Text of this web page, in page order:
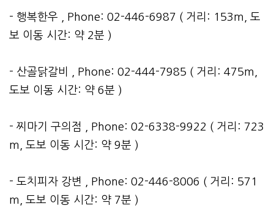
- 행복한우 , Phone: 02-446-6987 ( 거리: 153m, 도
보 이동 시간: 약 2분 )
- 산골닭갈비 , Phone: 02-444-7985 ( 거리: 475m,
도보 이동 시간: 약 6분 )
- 찌마기 구의점 , Phone: 02-6338-9922 ( 거리: 723
m, 도보 이동 시간: 약 9분 )
- 도치피자 강변 , Phone: 02-446-8006 ( 거리: 571
m, 도보 이동 시간: 약 7분 )